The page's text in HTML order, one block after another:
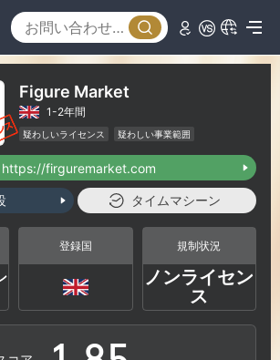
Figure Market
1-2年間
疑わしいライセンス
疑わしい事業範囲
ハイリスクレベル
https://firguremarket.com
タイムマシーン
登録国 規制状況
ノンライセン
ス
0
2
3
4
5
6
7
0
1
2
3
4